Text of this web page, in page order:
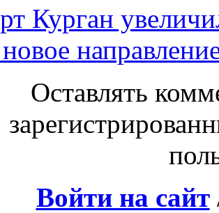
Курган
Оставлять
Войти на сайт